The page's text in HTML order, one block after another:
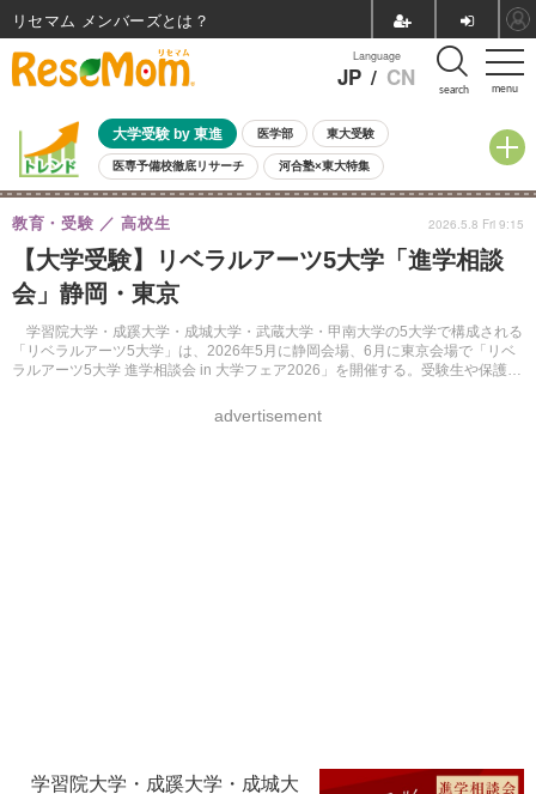
menu
Language
JP / CN search
大学受験 by 東進 医学部 東大受験
医専予備校徹底リサーチ 河合塾×東大特集
親子で考える大学選び 高校受験 中学受験 小学校受験
共通テスト 夏休み
8月開催イベント・WS 全国公立高校 過去問 人気記事
自由研究教材（小学生向け）
【大学受験】リベラルアーツ5大学「進学相談
会」静岡・東京
学習院大学・成蹊大学・成城大学・武蔵大学・甲南大学の5大学で構成される
「リベラルアーツ5大学」は、2026年5月に静岡会場、6月に東京会場で「リベ
ラルアーツ5大学 進学相談会 in 大学フェア2026」を開催する。受験生や保護
教育・受験 高校生
advertisement
2026.5.8 Fri 9:15
学習院大学・成蹊大学・成城大
リセマム メンバーズ